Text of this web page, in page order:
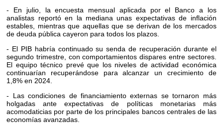
- En julio, la encuesta mensual aplicada por el Banco a los
analistas reportó en la mediana unas expectativas de inflación
estables, mientras que aquellas que se derivan de los mercados
de deuda pública cayeron para todos los plazos.
- El PIB habría continuado su senda de recuperación durante el
segundo trimestre, con comportamientos dispares entre sectores.
El equipo técnico prevé que los niveles de actividad económica
continuarían recuperándose para alcanzar un crecimiento de
1,8% en 2024.
- Las condiciones de financiamiento externas se tornaron más
holgadas ante expectativas de políticas monetarias más
acomodaticias por parte de los principales bancos centrales de las
economías avanzadas.